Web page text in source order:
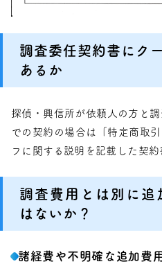
調査委任契約書にク
あるか
探偵・興信所が依頼人の方と
での契約の場合は「特定商取
フに関する説明を記載した契約
調査費用とは別に追
はないか？
諸経費や不明確な追加費